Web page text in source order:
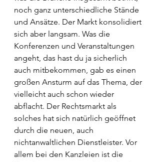
noch ganz unterschiedliche Stände
und Ansätze. Der Markt konsolidiert
sich aber langsam. Was die
Konferenzen und Veranstaltungen
angeht, das hast du ja sicherlich
auch mitbekommen, gab es einen
großen Ansturm auf das Thema, der
vielleicht auch schon wieder
abflacht. Der Rechtsmarkt als
solches hat sich natürlich geöffnet
durch die neuen, auch
nichtanwaltlichen Dienstleister. Vor
allem bei den Kanzleien ist die